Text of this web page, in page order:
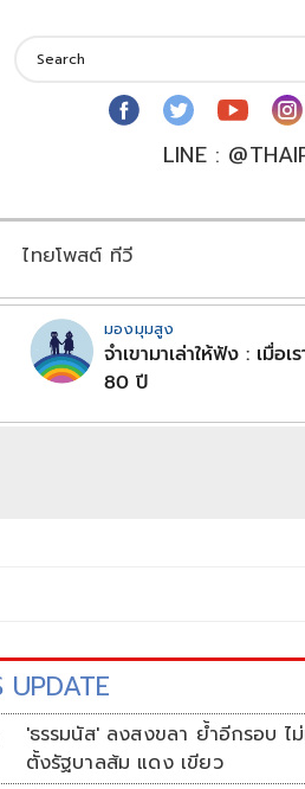
LINE :
ไทยโพสต์ ทีวี
มองมุมสูง
จำเขามาเล่าให้ฟัง : เมื่อเ
80 ปี
UPDATE
'ธรรมนัส' ลงสงขลา ย้ำอีกรอบ ไ
ตั้งรัฐบาลส้ม แดง เขียว